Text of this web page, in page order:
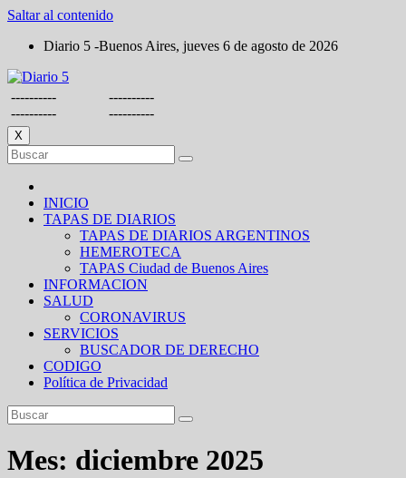
Saltar al contenido
Diario 5 -Buenos Aires, jueves 6 de agosto de 2026
----------
----------
----------
----------
X
INICIO
TAPAS DE DIARIOS
TAPAS DE DIARIOS ARGENTINOS
HEMEROTECA
TAPAS Ciudad de Buenos Aires
INFORMACION
SALUD
CORONAVIRUS
SERVICIOS
BUSCADOR DE DERECHO
CODIGO
Política de Privacidad
Mes: diciembre 2025